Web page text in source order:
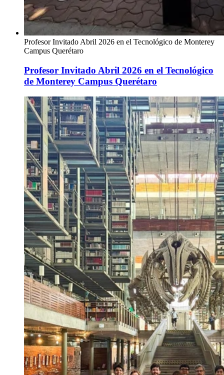
Profesor Invitado Abril 2026 en el Tecnológico de Monterey
Campus Querétaro
Profesor Invitado Abril 2026 en el Tecnológico
de Monterey Campus Querétaro